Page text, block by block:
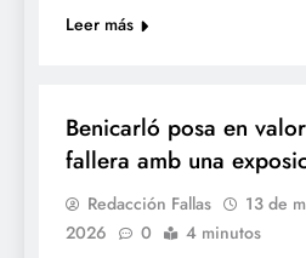
Leer más
Benicarló posa en
fallera amb una
Redacción Fallas
13 de
2026
0 4 minutos